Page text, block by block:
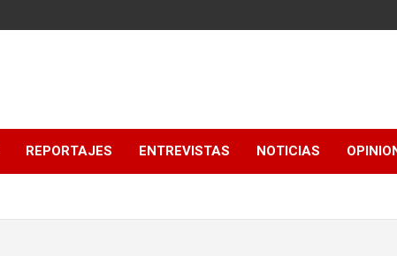
REPORTAJES ENTREVISTAS NOTICIAS